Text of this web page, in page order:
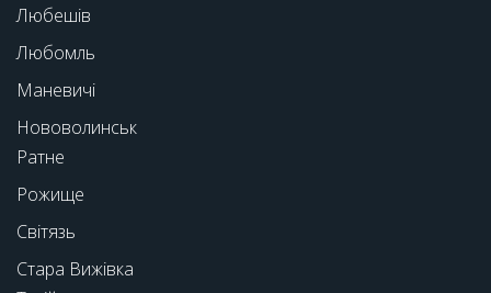
Любешів
Любомль
Маневичі
Нововолинськ
Ратне
Рожище
Світязь
Стара Вижівка